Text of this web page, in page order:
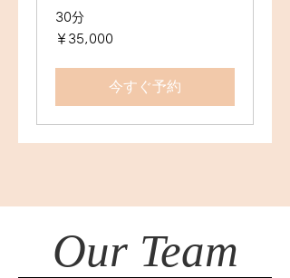
30分
35,000
円
￥35,000
今すぐ予約
Our Team